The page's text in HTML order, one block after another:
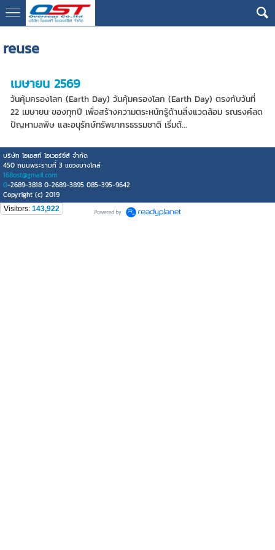
google13076cdc17b3388d
reuse
เมษายน 2569
วันคุ้มครองโลก (Earth Day) วันคุ้มครองโลก (Earth Day) ตรงกับวันที่
22 เมษายน ของทุกปี เพื่อสร้างความตระหนักรู้ด้านสิ่งแวดล้อม รณรงค์ลด
ปัญหามลพิษ และอนุรักษ์ทรัพยากรธรรมชาติ เริ่มต้...
บริษัท โอเอสที โอเวอร์ซีส์ จำกัด
450 ถนนพระรามที่ 3 แขวงบางโคล่
168ost@gmail.com
0-2689-3818 0-2689-3895 085-395-9642
Copyright (c) 2019
Visitors: 143,922